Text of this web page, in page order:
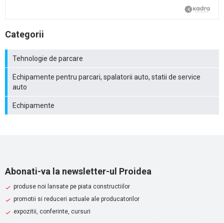
Categorii
Tehnologie de parcare
Echipamente pentru parcari, spalatorii auto, statii de service
auto
Echipamente
Abonati-va la newsletter-ul Proidea
produse noi lansate pe piata constructiilor
promotii si reduceri actuale ale producatorilor
expozitii, conferinte, cursuri